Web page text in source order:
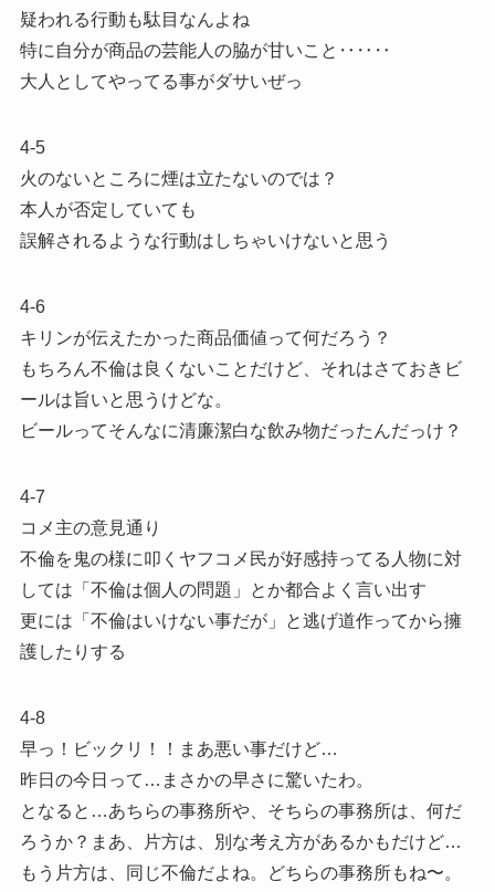
疑われる行動も駄目なんよね
特に自分が商品の芸能人の脇が甘いこと‥‥‥
大人としてやってる事がダサいぜっ
4-5
火のないところに煙は立たないのでは？
本人が否定していても
誤解されるような行動はしちゃいけないと思う
4-6
キリンが伝えたかった商品価値って何だろう？
もちろん不倫は良くないことだけど、それはさておきビ
ールは旨いと思うけどな。
ビールってそんなに清廉潔白な飲み物だったんだっけ？
4-7
コメ主の意見通り
不倫を鬼の様に叩くヤフコメ民が好感持ってる人物に対
しては「不倫は個人の問題」とか都合よく言い出す
更には「不倫はいけない事だが」と逃げ道作ってから擁
護したりする
4-8
早っ！ビックリ！！まあ悪い事だけど…
昨日の今日って…まさかの早さに驚いたわ。
となると…あちらの事務所や、そちらの事務所は、何だ
ろうか？まあ、片方は、別な考え方があるかもだけど…
もう片方は、同じ不倫だよね。どちらの事務所もね〜。